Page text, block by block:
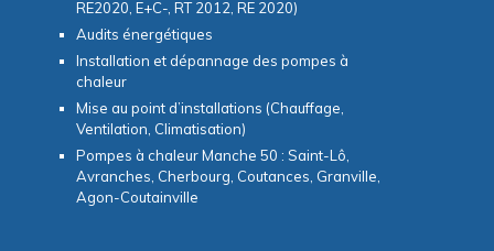
RE2020, E+C-, RT 2012, RE 2020)
Audits énergétiques
Installation et dépannage des pompes à
chaleur
Mise au point d’installations (Chauffage,
Ventilation, Climatisation)
Pompes à chaleur Manche 50 : Saint-Lô,
Avranches, Cherbourg, Coutances, Granville,
Agon-Coutainville